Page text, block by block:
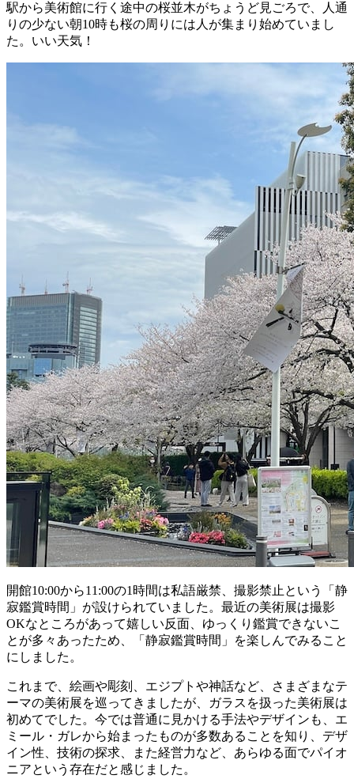
駅から美術館に行く途中の桜並木がちょうど見ごろで、人通
りの少ない朝10時も桜の周りには人が集まり始めていまし
た。いい天気！
開館10:00から11:00の1時間は私語厳禁、撮影禁止という「静
寂鑑賞時間」が設けられていました。最近の美術展は撮影
OKなところがあって嬉しい反面、ゆっくり鑑賞できないこ
とが多々あったため、「静寂鑑賞時間」を楽しんでみること
にしました。
これまで、絵画や彫刻、エジプトや神話など、さまざまなテ
ーマの美術展を巡ってきましたが、ガラスを扱った美術展は
初めてでした。今では普通に見かける手法やデザインも、エ
ミール・ガレから始まったものが多数あることを知り、デザ
イン性、技術の探求、また経営力など、あらゆる面でパイオ
ニアという存在だと感じました。